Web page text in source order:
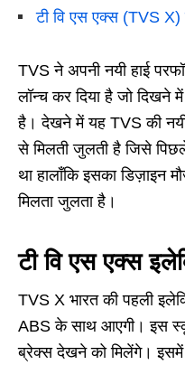
टी वि एस एक्स (TVS
TVS ने अपनी नयी हाई
लॉन्च कर दिया है जो दिखने
है। देखने में यह TVS की
से मिलती जुलती है जिसे
था हालाँकि इसका डिज़ाइन
मिलता जुलता है।
टी वि एस एक्स
TVS X भारत की पहली
ABS के साथ आएगी। इस
ब्रेक्स देखने को मिलेंगे।